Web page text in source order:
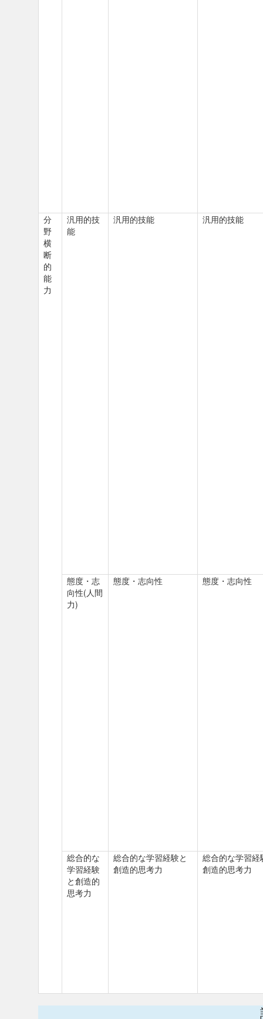
分
野
横
断
的
能
力
汎用的技
能
汎用的技能 汎用的技能
態度・志
向性(人間
力)
態度・志向性 態度・志向性
総合的な
学習経験
と創造的
思考力
総合的な学習経験と
創造的思考力
総合的な学習経
創造的思考力